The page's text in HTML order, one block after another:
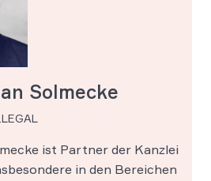
Solmecke
ist Partner der Kanzlei
in den Bereichen